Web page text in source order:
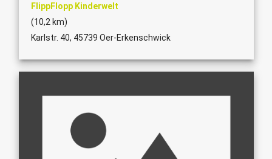
FlippFlopp Kinderwelt
(10,2 km)
Karlstr. 40, 45739 Oer-Erkenschwick